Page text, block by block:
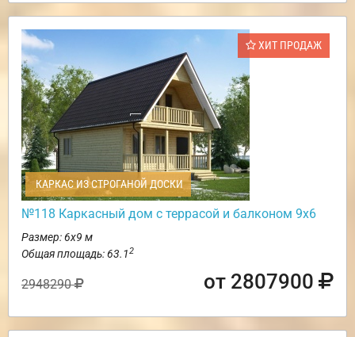
ХИТ ПРОДАЖ
КАРКАС ИЗ СТРОГАНОЙ ДОСКИ
№118 Каркасный дом с террасой и балконом 9х6
Размер: 6х9 м
Общая площадь: 63.12
2948290 от 2807900